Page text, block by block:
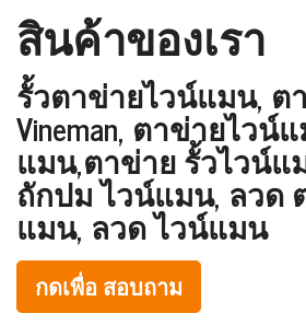
สินค้าของเรา
รั้วตาข่ายไวน์แมน, ต
Vineman, ตาข่ายไวน์
แมน,ตาข่าย รั้วไวน์แ
ถักปม ไวน์แมน, ลวด
แมน, ลวด ไวน์แมน
กดเพื่อ สอบถาม